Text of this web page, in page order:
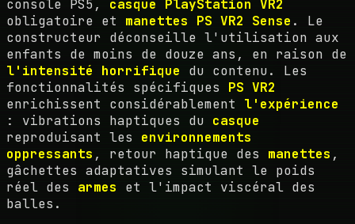
console PS5, casque PlayStation VR2
obligatoire et manettes PS VR2 Sense . Le
constructeur déconseille l'utilisation aux
enfants de moins de douze ans, en raison de
l'intensité horrifique du contenu. Les
fonctionnalités spécifiques PS VR2
enrichissent considérablement l'expérience
: vibrations haptiques du casque
reproduisant les environnements
oppressants , retour haptique des manettes ,
gâchettes adaptatives simulant le poids
réel des armes et l'impact viscéral des
balles.